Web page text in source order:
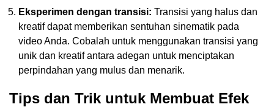
Eksperimen dengan transisi: Transisi yang halus dan
kreatif dapat memberikan sentuhan sinematik pada
video Anda. Cobalah untuk menggunakan transisi yang
unik dan kreatif antara adegan untuk menciptakan
perpindahan yang mulus dan menarik.
Tips dan Trik untuk Membuat Efek